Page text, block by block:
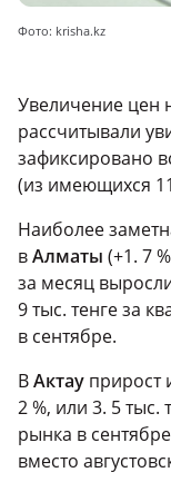
Фото: krisha.kz
Увеличение цен
рассчитывали
зафиксировано
(из имеющихся
Наиболее
вАлматы (+1. 7
за месяц
9 тыс. тенге за
в сентябре.
ВАктау прирост
2 %, или 3. 5 тыс.
рынка в
вместо